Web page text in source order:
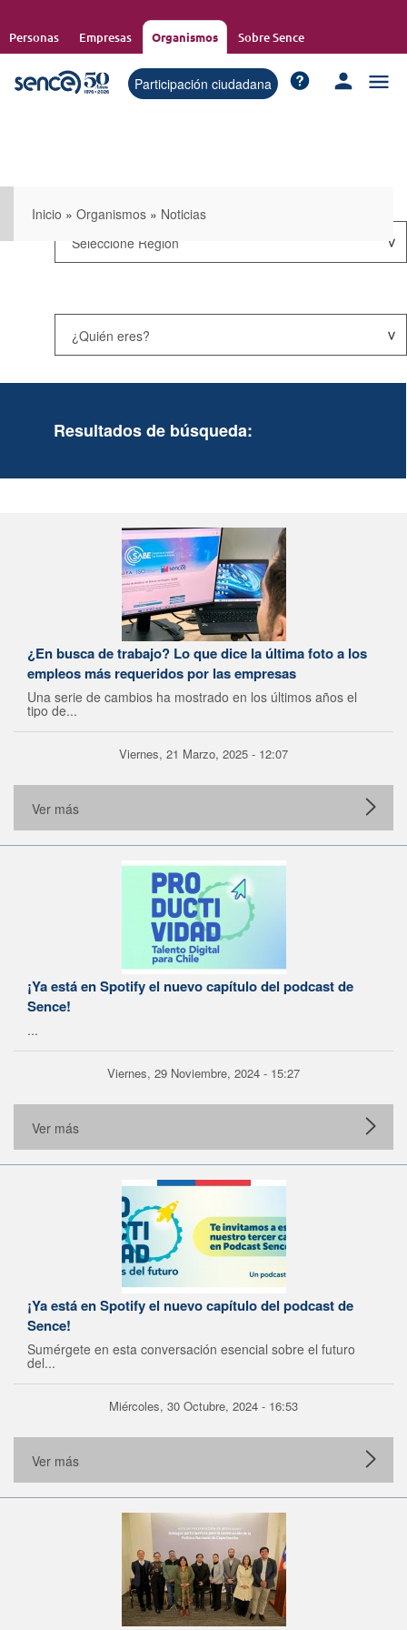
contenido
Personas Empresas Organismos Sobre Sence
Participación ciudadana
Inicio » Organismos » Noticias
Resultados de búsqueda:
¿En busca de trabajo? Lo que dice la última foto a los
empleos más requeridos por las empresas
Una serie de cambios ha mostrado en los últimos años el
tipo de...
Viernes, 21 Marzo, 2025 - 12:07
Ver más
¡Ya está en Spotify el nuevo capítulo del podcast de
Sence!
...
Viernes, 29 Noviembre, 2024 - 15:27
Ver más
¡Ya está en Spotify el nuevo capítulo del podcast de
Sence!
Sumérgete en esta conversación esencial sobre el futuro
del...
Miércoles, 30 Octubre, 2024 - 16:53
Ver más